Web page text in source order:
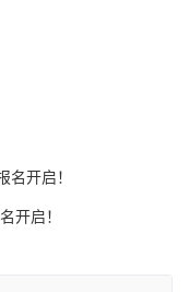
开启！
开启！